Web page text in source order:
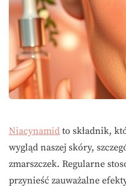
Niacynamid to składnik,
wygląd naszej skóry,
zmarszczek. Regularne
przynieść zauważalne